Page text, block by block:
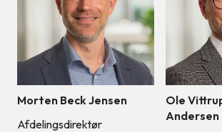
Morten Beck Jensen
Afdelingsdirektør
Ole
Andersen